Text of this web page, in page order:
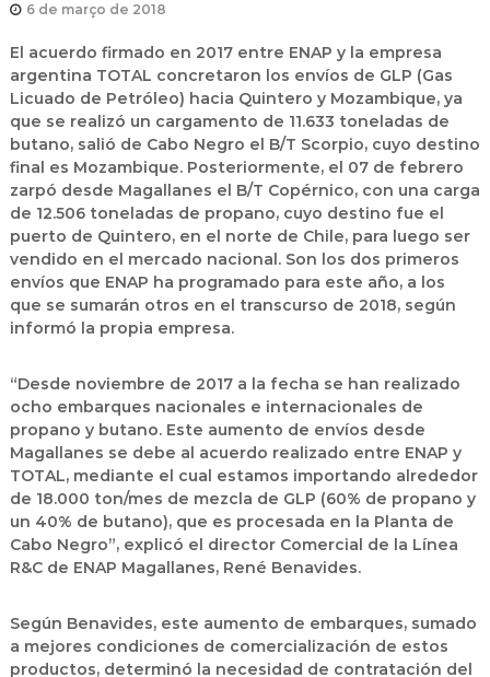
6 de março de 2018
El acuerdo firmado en 2017 entre ENAP y la empresa
argentina TOTAL concretaron los envíos de GLP (Gas
Licuado de Petróleo) hacia Quintero y Mozambique, ya
que se realizó un cargamento de 11.633 toneladas de
butano, salió de Cabo Negro el B/T Scorpio, cuyo destino
final es Mozambique. Posteriormente, el 07 de febrero
zarpó desde Magallanes el B/T Copérnico, con una carga
de 12.506 toneladas de propano, cuyo destino fue el
puerto de Quintero, en el norte de Chile, para luego ser
vendido en el mercado nacional. Son los dos primeros
envíos que ENAP ha programado para este año, a los
que se sumarán otros en el transcurso de 2018, según
informó la propia empresa.
“Desde noviembre de 2017 a la fecha se han realizado
ocho embarques nacionales e internacionales de
propano y butano. Este aumento de envíos desde
Magallanes se debe al acuerdo realizado entre ENAP y
TOTAL, mediante el cual estamos importando alrededor
de 18.000 ton/mes de mezcla de GLP (60% de propano y
un 40% de butano), que es procesada en la Planta de
Cabo Negro”, explicó el director Comercial de la Línea
R&C de ENAP Magallanes, René Benavides.
Según Benavides, este aumento de embarques, sumado
a mejores condiciones de comercialización de estos
productos, determinó la necesidad de contratación del